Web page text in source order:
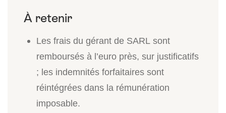
Les frais du gérant de SARL sont
remboursés à l’euro près, sur justificatifs
; les indemnités forfaitaires sont
réintégrées dans la rémunération
imposable.